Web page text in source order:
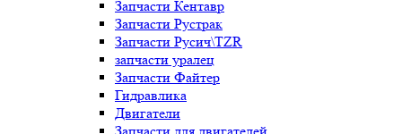
Запчасти Кентавр
Запчасти Рустрак
Запчасти Русич\TZR
запчасти уралец
Запчасти Файтер
Гидравлика
Двигатели